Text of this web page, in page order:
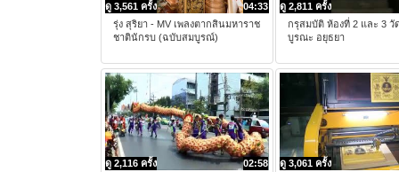
04:33
ดู 3,561 ครั้ง
รุ่ง สุริยา - MV เพลงตากสินมหาราช
ชาตินักรบ (ฉบับสมบูรณ์)
ดู 2,811 ครั้ง
กรุสมบัติ ห้องที่ 2 และ 3 วั
บูรณะ อยุธยา
02:58
ดู 2,116 ครั้ง
ดู 3,061 ครั้ง